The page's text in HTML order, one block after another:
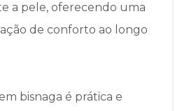
a pele, oferecendo uma
de conforto ao longo
bisnaga é prática e